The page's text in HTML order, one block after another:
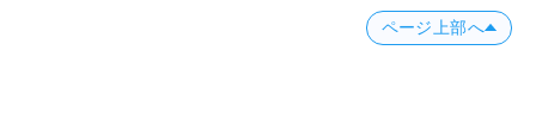
ページ上部へ